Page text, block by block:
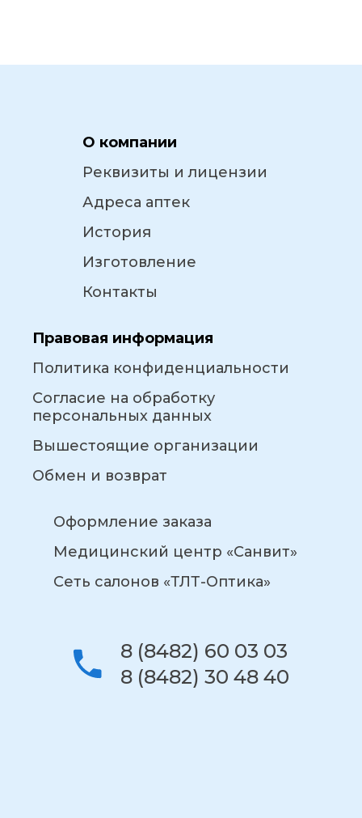
О компании
Реквизиты и лицензии
Адреса аптек
История
Изготовление
Контакты
Правовая информация
Политика конфиденциальности
Согласие на обработку
персональных данных
Вышестоящие организации
Обмен и возврат
Оформление заказа
Медицинский центр «Санвит»
Сеть салонов «ТЛТ-Оптика»
8 (8482) 60 03 03
8 (8482) 30 48 40